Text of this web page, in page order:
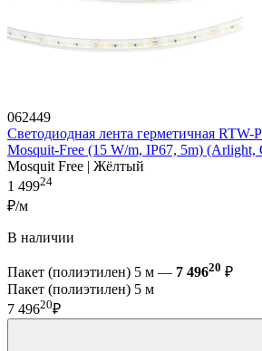
062449
Светодиодная лента герметичная RTW-
Mosquit-Free (15 W/m, IP67, 5m) (Arlight,
Mosquit Free | Жёлтый
1 49924
₽/м
В наличии
Пакет (полиэтилен) 5 м — 7 49620 ₽
Пакет (полиэтилен) 5 м
7 49620₽